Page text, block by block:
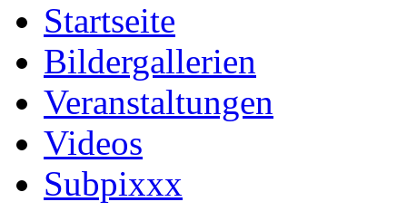
Startseite
Bildergallerien
Veranstaltungen
Videos
Subpixxx